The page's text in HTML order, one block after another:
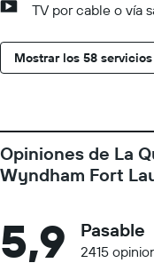
TV por cable o vía
Mostrar los 58 servicios
Opiniones de La
Wyndham Fort
5,9 Pasable
2415